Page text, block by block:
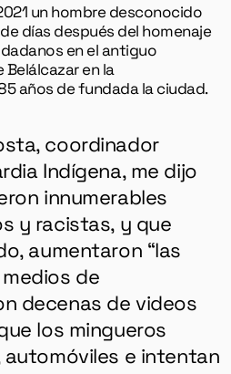
un hombre desconocido
días después del homenaje
en el antiguo
en la
años de fundada la ciudad.
coordinador
Indígena, me dijo
innumerables
y racistas, y que
aumentaron “las
de
decenas de videos
los mingueros
e intentan